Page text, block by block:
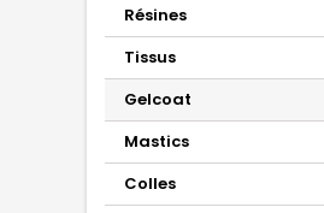
Résines
Tissus
Gelcoat
Mastics
Colles